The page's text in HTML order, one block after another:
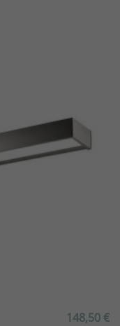
148,50 €